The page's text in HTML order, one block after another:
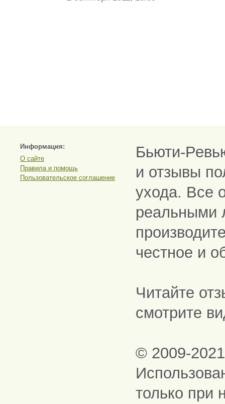
Информация:
О сайте
Правила и помощь
Пользовательское соглашение
Бьюти-
и отзывы
ухода. Все
реальными
честное и
Читайте
смотрите
© 2009-
только при